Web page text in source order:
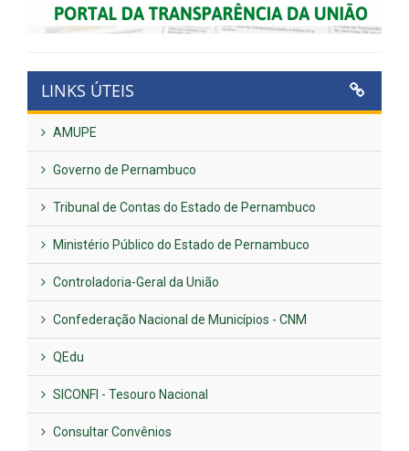
LINKS ÚTEIS
AMUPE
Governo de Pernambuco
Tribunal de Contas do Estado de Pernambuco
Ministério Público do Estado de Pernambuco
Controladoria-Geral da União
Confederação Nacional de Municípios - CNM
QEdu
SICONFI - Tesouro Nacional
Consultar Convênios